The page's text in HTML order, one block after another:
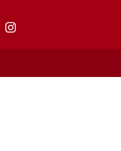
INSTAGRAM